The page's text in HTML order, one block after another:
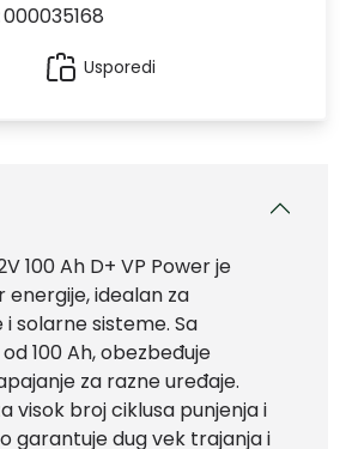
100 Ah D+ VP Power je
energije, idealan za
solarne sisteme. Sa
100 Ah, obezbeđuje
za razne uređaje.
visok broj ciklusa punjenja i
garantuje dug vek trajanja i
000035168
Usporedi